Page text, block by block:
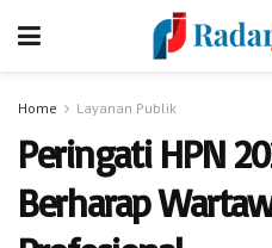
Home Layanan Publik
Peringati HPN
Berharap